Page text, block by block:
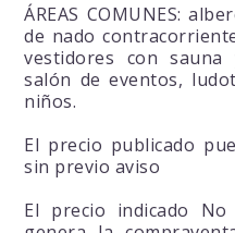
ÁREAS COMUNES:
de nado
vestidores con
salón de eventos,
niños.
El precio publicado
sin previo aviso
El precio indicado